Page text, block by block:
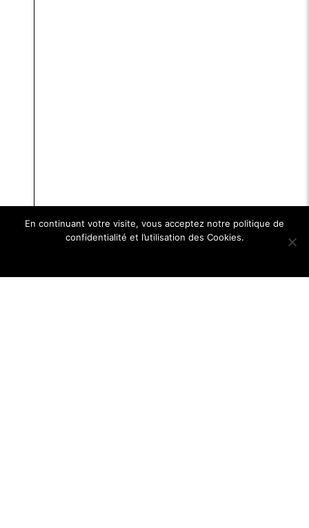
En continuant votre visite, vous acceptez notre politique de
confidentialité et l’utilisation des Cookies.